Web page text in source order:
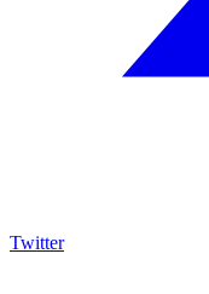
Twitter